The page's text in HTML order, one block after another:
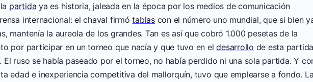
partida ya es historia, jaleada en la época por los medios de comunicación
internacional: el chaval firmótablascon el número uno mundial, que si bien
mantenía la aureola de los grandes. Tan es así que cobró 1.000 pesetas de la
por participar en un torneo que nacía y que tuvo en eldesarrollo de esta
El ruso se había paseado por el torneo, no había perdido ni una sola partida. Y
edad e inexperiencia competitiva del mallorquín, tuvo que emplearse a fondo.